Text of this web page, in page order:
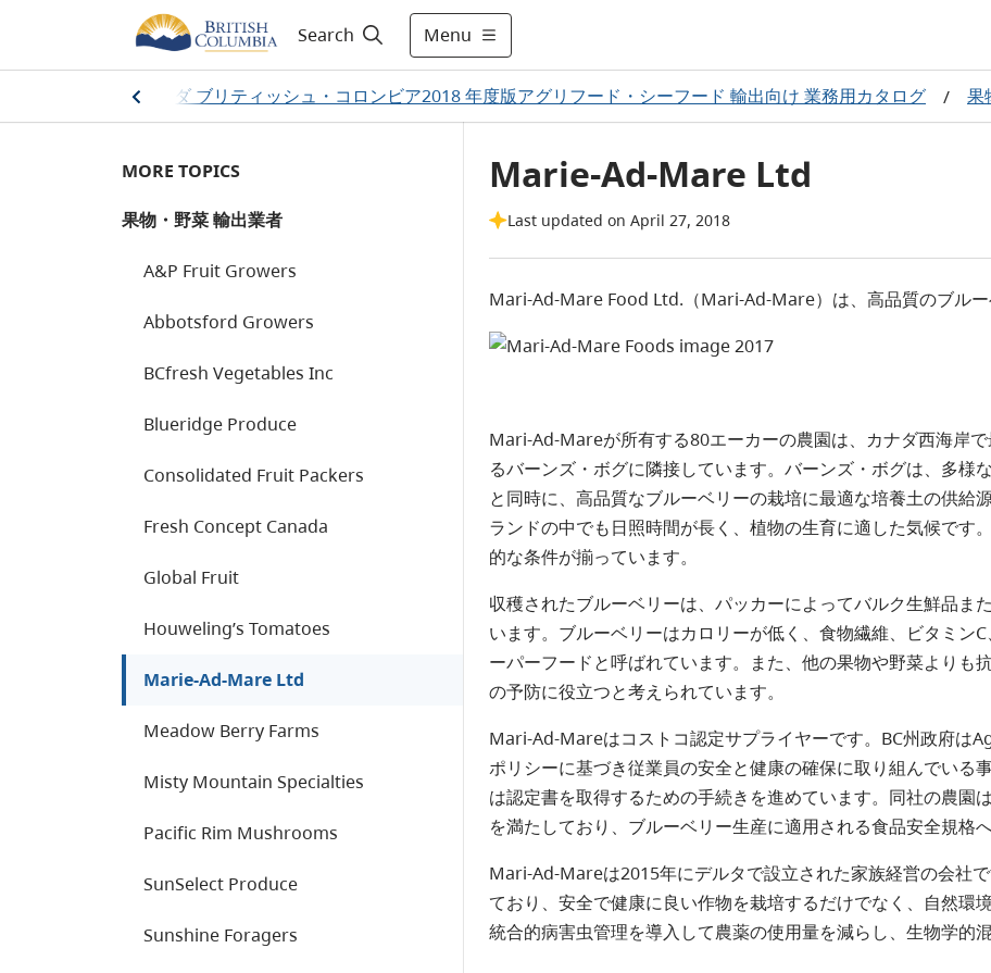
Search Menu
カナダ ブリティッシュ・コロンビア2018 年度版アグリフード・シーフード 輸出向け 業務用カタログ / 果
MORE TOPICS
果物・野菜 輸出業者
A&P Fruit Growers
Abbotsford Growers
BCfresh Vegetables Inc
Blueridge Produce
Consolidated Fruit Packers
Fresh Concept Canada
Global Fruit
Houweling’s Tomatoes
Marie-Ad-Mare Ltd
Meadow Berry Farms
Misty Mountain Specialties
Pacific Rim Mushrooms
SunSelect Produce
Sunshine Foragers
Marie-Ad-Mare Ltd
Last updated on April 27, 2018
Mari-Ad-Mare Food Ltd.（Mari-Ad-Mare）は、高品質のブルー
Mari-Ad-Mareが所有する80エーカーの農園は、カナダ西海岸
るバーンズ・ボグに隣接しています。バーンズ・ボグは、多様
と同時に、高品質なブルーベリーの栽培に最適な培養土の供給
ランドの中でも日照時間が長く、植物の生育に適した気候です
的な条件が揃っています。
収穫されたブルーベリーは、パッカーによってバルク生鮮品ま
います。ブルーベリーはカロリーが低く、食物繊維、ビタミン
ーパーフードと呼ばれています。また、他の果物や野菜よりも
の予防に役立つと考えられています。
Mari-Ad-Mareはコストコ認定サプライヤーです。BC州政府は
ポリシーに基づき従業員の安全と健康の確保に取り組んでい
は認定書を取得するための手続きを進めています。同社の農園
を満たしており、ブルーベリー生産に適用される食品安全規格
Mari-Ad-Mareは2015年にデルタで設立された家族経営の会社
ており、安全で健康に良い作物を栽培するだけでなく、自然環
統合的病害虫管理を導入して農薬の使用量を減らし、生物学的